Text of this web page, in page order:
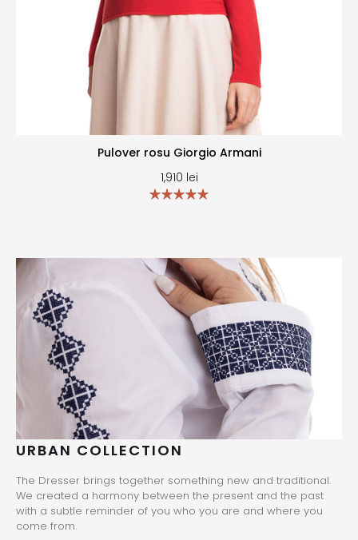
Pulover rosu Giorgio Armani
1,910 lei
URBAN COLLECTION
The Dresser brings together something new and traditional.
We created a harmony between the present and the past
with a subtle reminder of you who you are and where you
come from.